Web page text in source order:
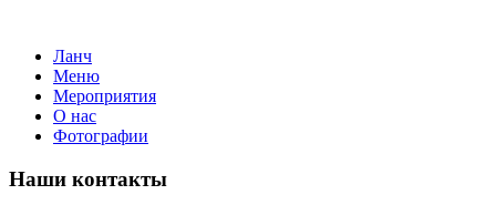
Ланч
Меню
Мероприятия
О нас
Фотографии
Наши контакты